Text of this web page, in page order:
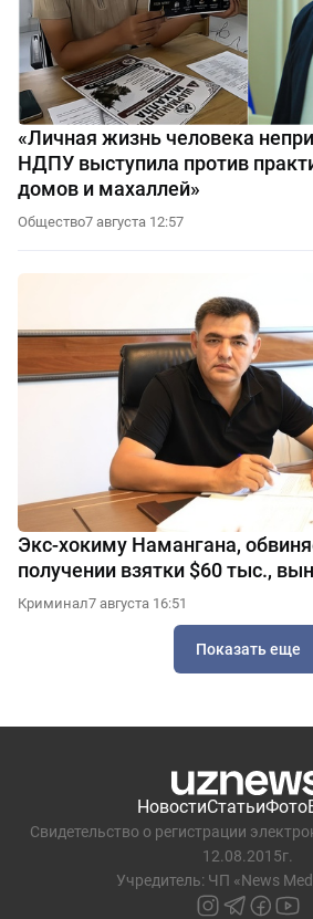
«Личная жизнь человека
НДПУ выступила против
домов и махаллей»
Общество7 августа 12:57
Экс-хокиму Намангана,
получении взятки $60 тыс.,
Криминал7 августа 16:51
Показать еще
НовостиСтатьиФото
Свидетельство о регистрации
12.08.2015г.
Учредитель: ЧП «News